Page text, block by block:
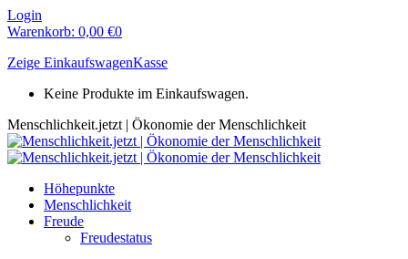
Zum
Inhalt
Login
Warenkorb: 0,00 €0
Zeige EinkaufswagenKasse
Keine Produkte im Einkaufswagen.
Menschlichkeit.jetzt | Ökonomie der Menschlichkeit
Höhepunkte
Menschlichkeit
Freude
Freudestatus